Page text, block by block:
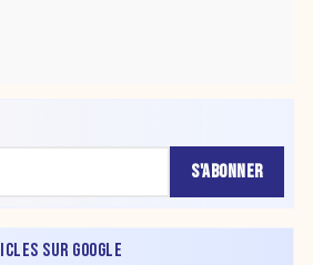
S'ABONNER
SUR GOOGLE